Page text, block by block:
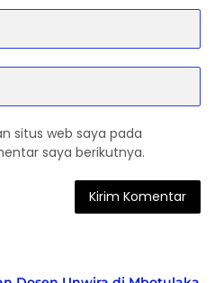
situs web saya pada
saya berikutnya.